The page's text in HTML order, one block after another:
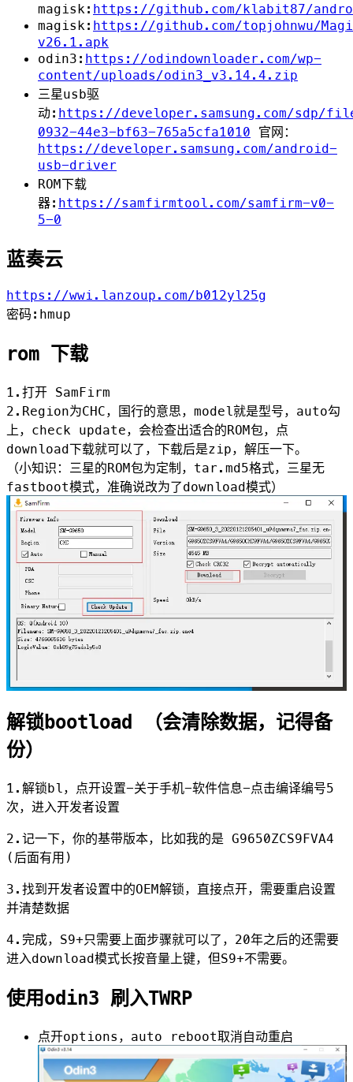
magisk: https://github.com/klabit87/
magisk: https://github.com/topjohnwu/
v26.1.apk
odin3: https://odindownloader.com/wp-
content/uploads/odin3_v3.14.4.zip
三星usb驱
动: https://developer.samsung.com/sdp/
0932-44e3-bf63-765a5cfa1010 官网：
https://developer.samsung.com/android-
usb-driver
ROM下载
器: https://samfirmtool.com/samfirm-v0-
5-0
蓝奏云
https://wwi.lanzoup.com/b012yl25g
密码:hmup
rom 下载
1.打开 SamFirm
2.Region为CHC，国行的意思，model就是型号，auto勾
上，check update，会检查出适合的ROM包，点
download下载就可以了，下载后是zip，解压一下。
（小知识：三星的ROM包为定制，tar.md5格式，三星无
fastboot模式，准确说改为了download模式）
解锁bootload （会清除数据，记得备
份）
1.解锁bl，点开设置-关于手机-软件信息-点击编译编号5
次，进入开发者设置
2.记一下，你的基带版本，比如我的是 G9650ZCS9FVA4
(后面有用)
3.找到开发者设置中的OEM解锁，直接点开，需要重启设置
并清楚数据
4.完成，S9+只需要上面步骤就可以了，20年之后的还需要
进入download模式长按音量上键，但S9+不需要。
使用odin3 刷入TWRP
点开options，auto reboot取消自动重启